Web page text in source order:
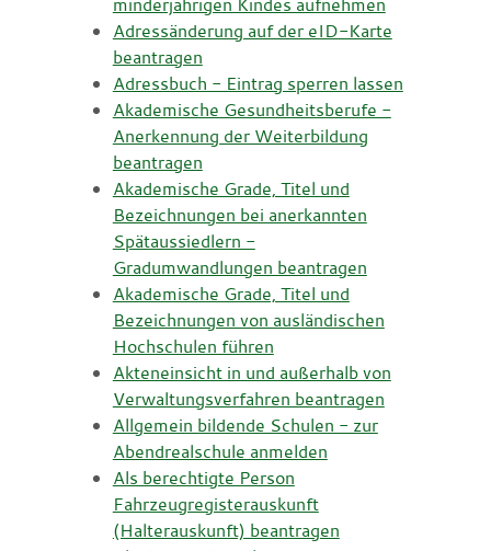
Adressänderung auf der eID-Karte
beantragen
Adressbuch - Eintrag sperren lassen
Akademische Gesundheitsberufe -
Anerkennung der Weiterbildung
beantragen
Akademische Grade, Titel und
Bezeichnungen bei anerkannten
Spätaussiedlern -
Gradumwandlungen beantragen
Akademische Grade, Titel und
Bezeichnungen von ausländischen
Hochschulen führen
Akteneinsicht in und außerhalb von
Verwaltungsverfahren beantragen
Allgemein bildende Schulen - zur
Abendrealschule anmelden
Als berechtigte Person
Fahrzeugregisterauskunft
(Halterauskunft) beantragen